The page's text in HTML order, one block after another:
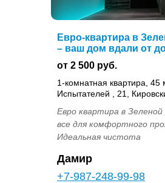
Евро-квартира в
– ваш дом вдали от
от 2 500 руб.
1-комнатная квартира, 45
Испытателей , 21,
Евро квартира в
все для комфортного
Идеальная чистота
Дамир
+7-987-248-99-98